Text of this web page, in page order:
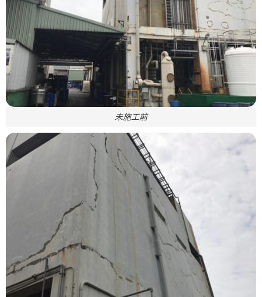
未施工前